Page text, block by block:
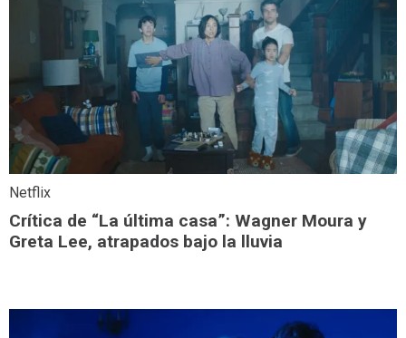
Netflix
Crítica de “La última casa”: Wagner Moura y
Greta Lee, atrapados bajo la lluvia